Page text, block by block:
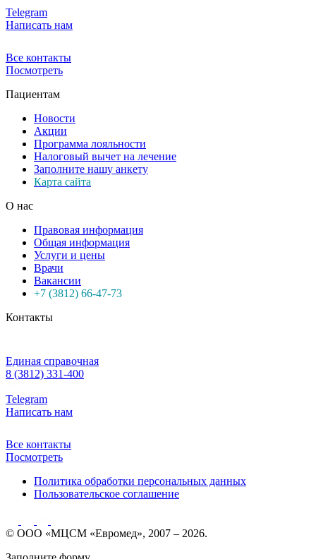
Telegram
Написать нам
Все контакты
Посмотреть
Пациентам
Новости
Акции
Программа лояльности
Налоговый вычет на лечение
Заполните нашу анкету
Карта сайта
О нас
Правовая информация
Общая информация
Услуги и цены
Врачи
Вакансии
+7 (3812) 66-47-73
Контакты
Единая справочная
8 (3812) 331-400
Telegram
Написать нам
Все контакты
Посмотреть
Политика обработки персональных данных
Пользовательское соглашение
© ООО «МЦСМ «Евромед», 2007 – 2026.